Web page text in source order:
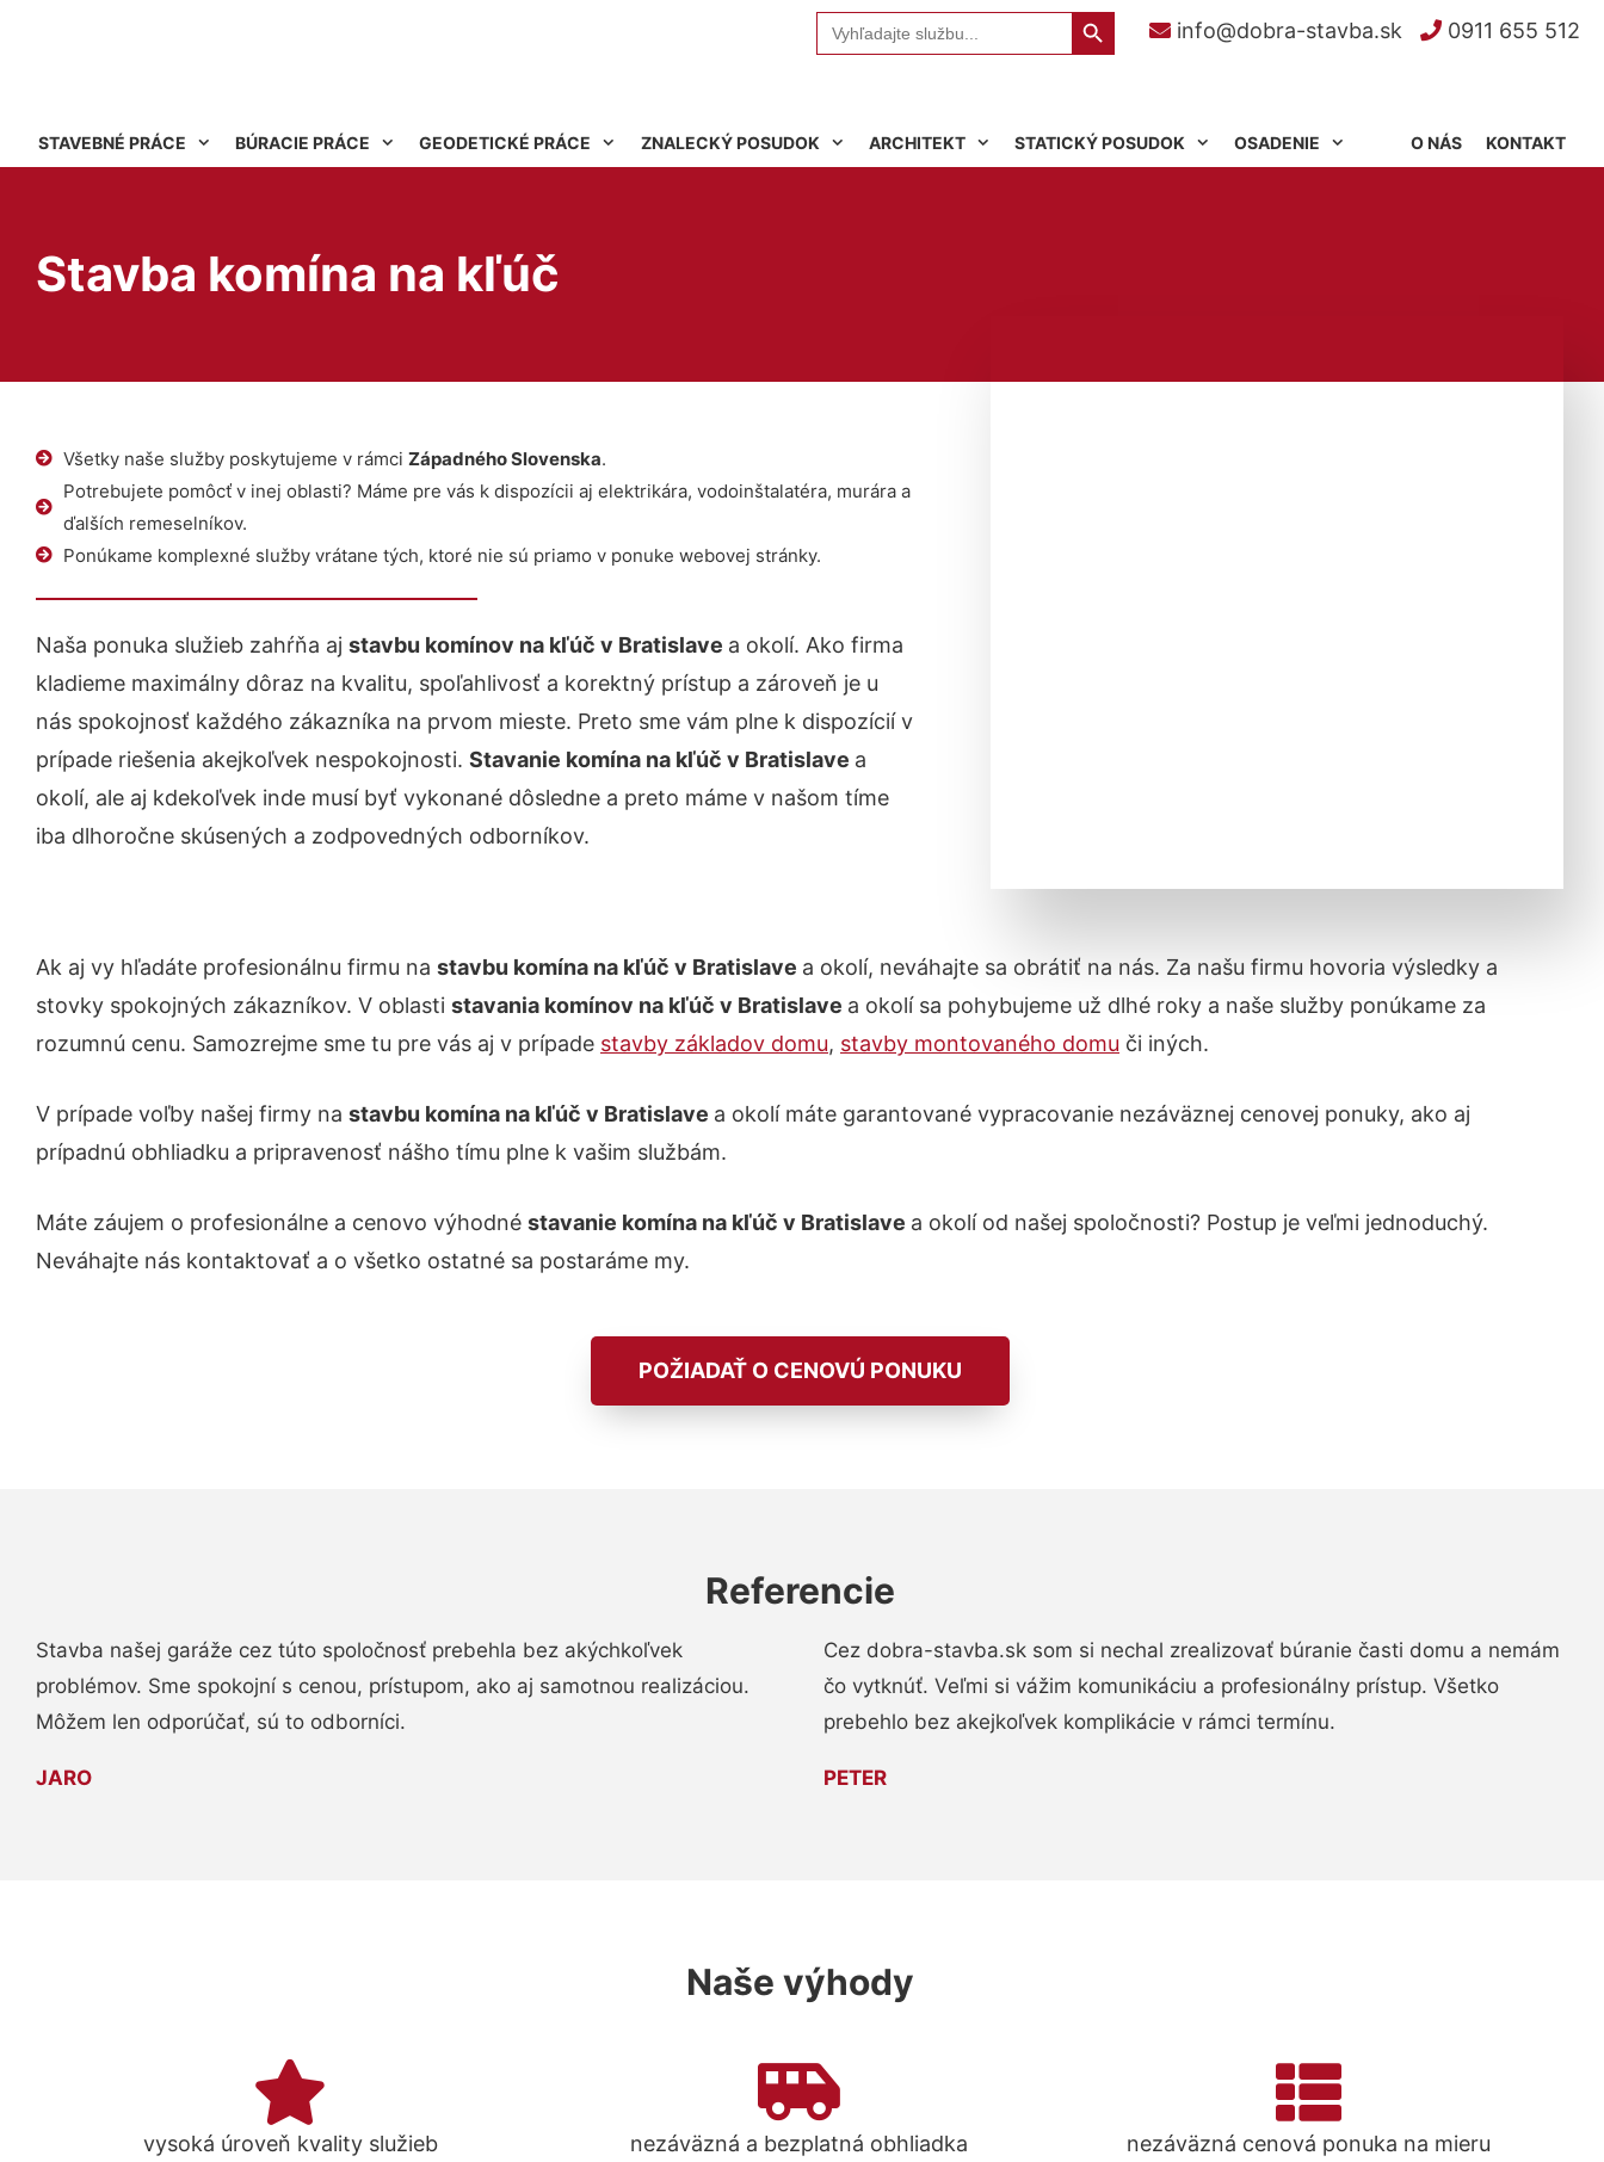
info@dobra-stavba.sk 0911 655 512
Search
for:
Search Button
STAVEBNÉ PRÁCE BÚRACIE PRÁCE GEODETICKÉ PRÁCE ZNALECKÝ POSUDOK ARCHITEKT STATICKÝ POSUDOK OSADENIE KONTAKT
O NÁS
Stavba komína na kľúč
Všetky naše služby poskytujeme v rámci Západného Slovenska.
Potrebujete pomôcť v inej oblasti? Máme pre vás k dispozícii aj elektrikára, vodoinštalatéra, murára a
ďalších remeselníkov.
Ponúkame komplexné služby vrátane tých, ktoré nie sú priamo v ponuke webovej stránky.
Naša ponuka služieb zahŕňa aj stavbu komínov na kľúč v Bratislave a okolí. Ako firma
kladieme maximálny dôraz na kvalitu, spoľahlivosť a korektný prístup a zároveň je u
nás spokojnosť každého zákazníka na prvom mieste. Preto sme vám plne k dispozícií v
prípade riešenia akejkoľvek nespokojnosti. Stavanie komína na kľúč v Bratislave a
okolí, ale aj kdekoľvek inde musí byť vykonané dôsledne a preto máme v našom tíme
iba dlhoročne skúsených a zodpovedných odborníkov.
Ak aj vy hľadáte profesionálnu firmu na stavbu komína na kľúč v Bratislave a okolí, neváhajte sa obrátiť na nás. Za našu firmu hovoria výsledky a
stovky spokojných zákazníkov. V oblasti stavania komínov na kľúč v Bratislave a okolí sa pohybujeme už dlhé roky a naše služby ponúkame za
rozumnú cenu. Samozrejme sme tu pre vás aj v prípade stavby základov domu, stavby montovaného domu či iných.
V prípade voľby našej firmy na stavbu komína na kľúč v Bratislave a okolí máte garantované vypracovanie nezáväznej cenovej ponuky, ako aj
prípadnú obhliadku a pripravenosť nášho tímu plne k vašim službám.
Máte záujem o profesionálne a cenovo výhodné stavanie komína na kľúč v Bratislave a okolí od našej spoločnosti? Postup je veľmi jednoduchý.
Neváhajte nás kontaktovať a o všetko ostatné sa postaráme my.
POŽIADAŤ O CENOVÚ PONUKU
Referencie
Stavba našej garáže cez túto spoločnosť prebehla bez akýchkoľvek
problémov. Sme spokojní s cenou, prístupom, ako aj samotnou realizáciou.
Môžem len odporúčať, sú to odborníci.
JARO
Cez dobra-stavba.sk som si nechal zrealizovať búranie časti domu a nemám
čo vytknúť. Veľmi si vážim komunikáciu a profesionálny prístup. Všetko
prebehlo bez akejkoľvek komplikácie v rámci termínu.
PETER
Naše výhody
vysoká úroveň kvality služieb nezáväzná a bezplatná obhliadka nezáväzná cenová ponuka na mieru